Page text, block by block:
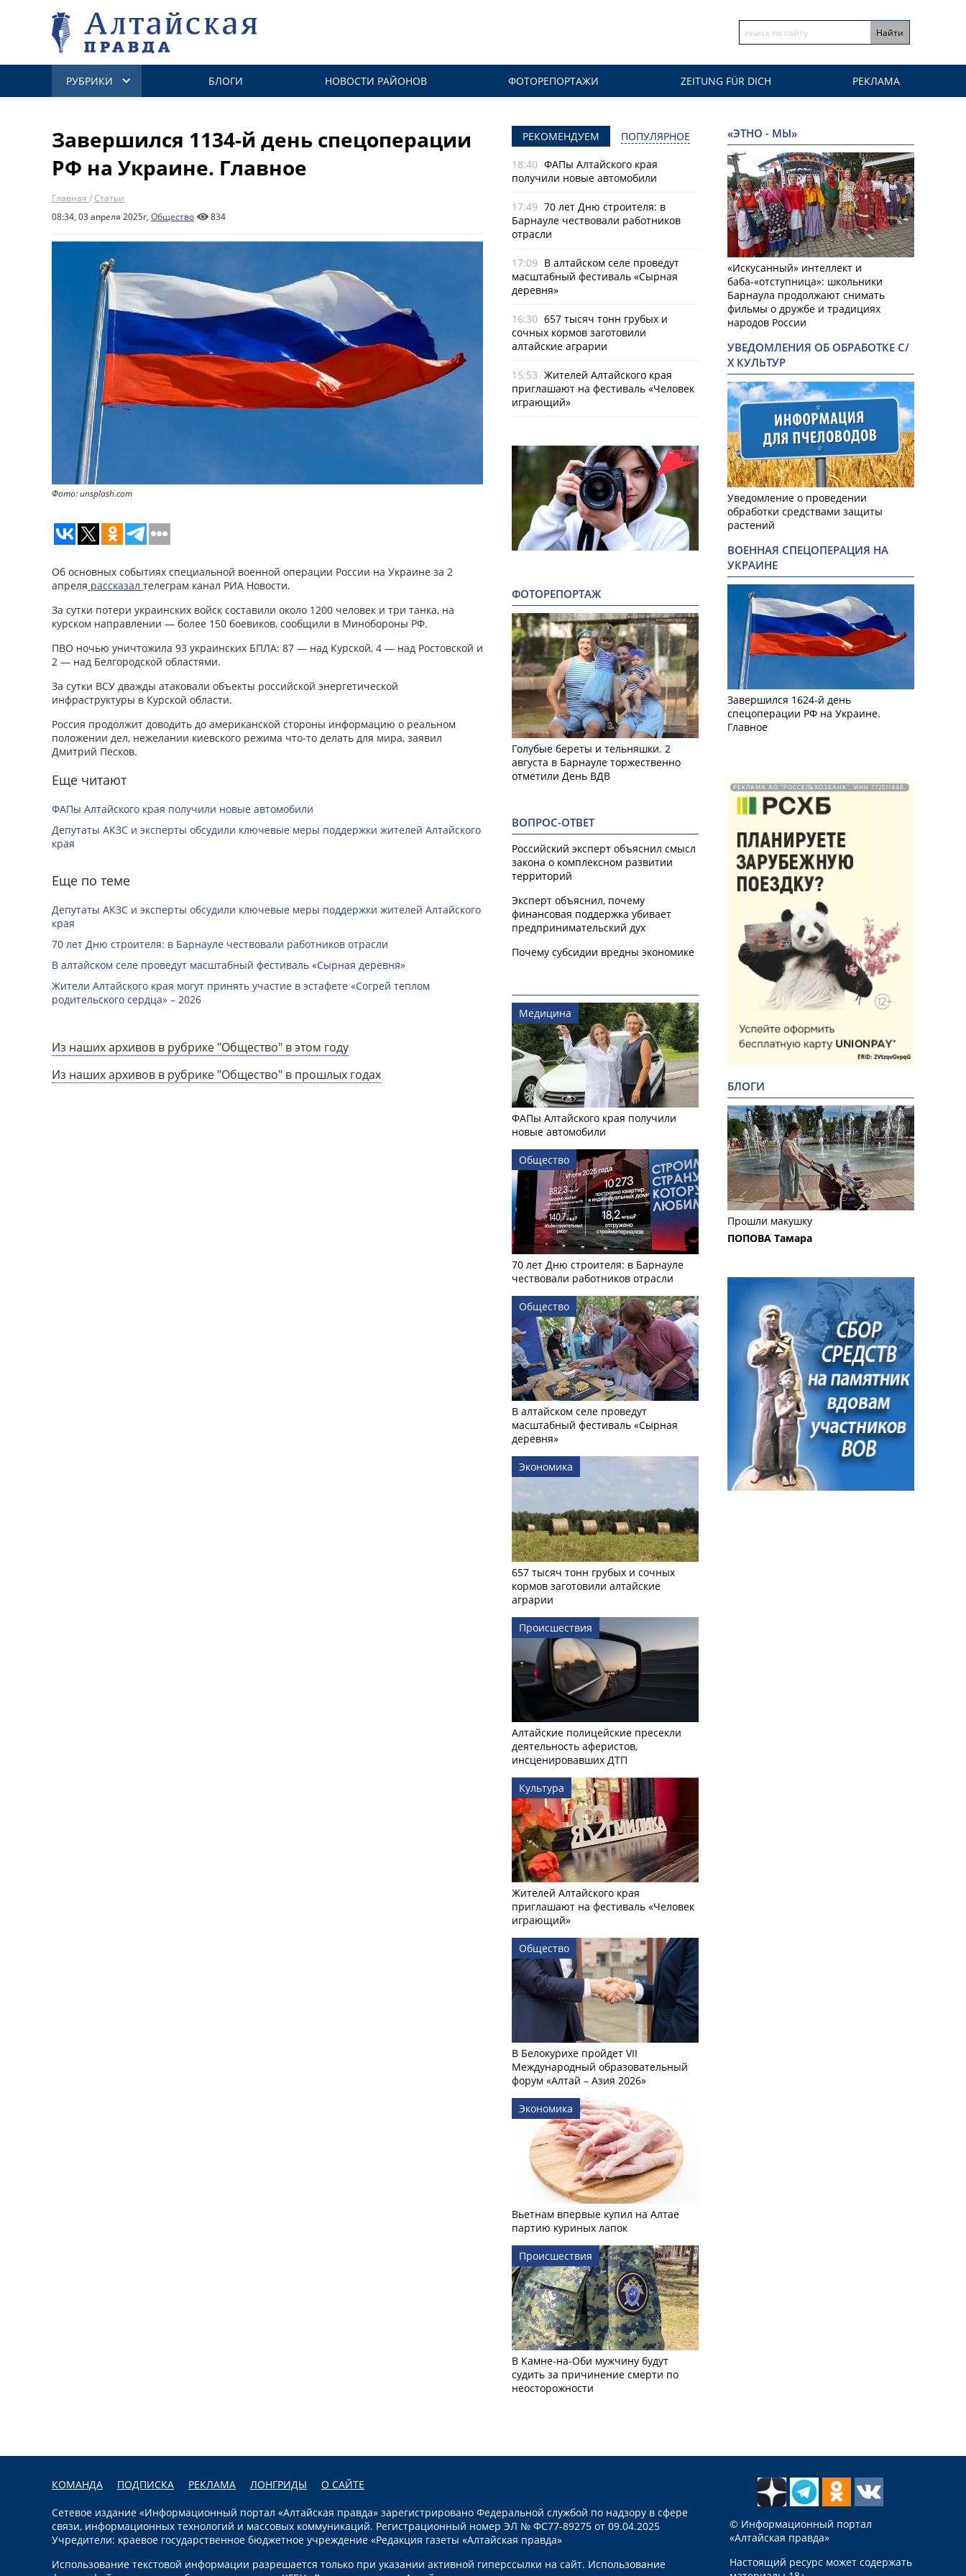
РУБРИКИ БЛОГИ НОВОСТИ РАЙОНОВ ФОТОРЕПОРТАЖИ ZEITUNG FÜR DICH РЕКЛАМА
Завершился 1134-й день спецоперации
РФ на Украине. Главное
Главная /Статьи
08:34, 03 апреля 2025г, Общество 834
Фото: unsplash.com
Об основных событиях специальной военной операции России на Украине за 2
апреля рассказал телеграм канал РИА Новости.
За сутки потери украинских войск составили около 1200 человек и три танка, на
курском направлении — более 150 боевиков, сообщили в Минобороны РФ.
ПВО ночью уничтожила 93 украинских БПЛА: 87 — над Курской, 4 — над Ростовской и
2 — над Белгородской областями.
За сутки ВСУ дважды атаковали объекты российской энергетической
инфраструктуры в Курской области.
Россия продолжит доводить до американской стороны информацию о реальном
положении дел, нежелании киевского режима что-то делать для мира, заявил
Дмитрий Песков.
Еще читают
ФАПы Алтайского края получили новые автомобили
Депутаты АКЗС и эксперты обсудили ключевые меры поддержки жителей Алтайского
края
Еще по теме
Депутаты АКЗС и эксперты обсудили ключевые меры поддержки жителей Алтайского
края
70 лет Дню строителя: в Барнауле чествовали работников отрасли
В алтайском селе проведут масштабный фестиваль «Сырная деревня»
Жители Алтайского края могут принять участие в эстафете «Согрей теплом
родительского сердца» – 2026
Из наших архивов в рубрике "Общество" в этом году
Из наших архивов в рубрике "Общество" в прошлых годах
РЕКОМЕНДУЕМ ПОПУЛЯРНОЕ
18:40 ФАПы Алтайского края
получили новые автомобили
17:49 70 лет Дню строителя: в
Барнауле чествовали работников
отрасли
17:09 В алтайском селе проведут
масштабный фестиваль «Сырная
деревня»
16:30 657 тысяч тонн грубых и
сочных кормов заготовили
алтайские аграрии
15:53 Жителей Алтайского края
приглашают на фестиваль «Человек
играющий»
ФОТОРЕПОРТАЖ
Голубые береты и тельняшки. 2
августа в Барнауле торжественно
отметили День ВДВ
ВОПРОС-ОТВЕТ
Российский эксперт объяснил смысл
закона о комплексном развитии
территорий
Эксперт объяснил, почему
финансовая поддержка убивает
предпринимательский дух
Почему субсидии вредны экономике
Медицина
ФАПы Алтайского края получили
новые автомобили
Общество
70 лет Дню строителя: в Барнауле
чествовали работников отрасли
Общество
В алтайском селе проведут
масштабный фестиваль «Сырная
деревня»
Экономика
657 тысяч тонн грубых и сочных
кормов заготовили алтайские
аграрии
Происшествия
Алтайские полицейские пресекли
деятельность аферистов,
инсценировавших ДТП
Культура
Жителей Алтайского края
приглашают на фестиваль «Человек
играющий»
Общество
В Белокурихе пройдет VII
Международный образовательный
форум «Алтай – Азия 2026»
Экономика
Вьетнам впервые купил на Алтае
партию куриных лапок
Происшествия
В Камне-на-Оби мужчину будут
судить за причинение смерти по
неосторожности
«ЭТНО - МЫ»
«Искусанный» интеллект и
баба-«отступница»: школьники
Барнаула продолжают снимать
фильмы о дружбе и традициях
народов России
УВЕДОМЛЕНИЯ ОБ ОБРАБОТКЕ С/
Х КУЛЬТУР
Уведомление о проведении
обработки средствами защиты
растений
ВОЕННАЯ СПЕЦОПЕРАЦИЯ НА
УКРАИНЕ
Завершился 1624-й день
спецоперации РФ на Украине.
Главное
РЕКЛАМА АО "РОССЕЛЬХОЗБАНК". ИНН 772511448.
БЛОГИ
Прошли макушку
ПОПОВА Тамара
КОМАНДА ПОДПИСКА РЕКЛАМА ЛОНГРИДЫ О САЙТЕ
Сетевое издание «Информационный портал «Алтайская правда» зарегистрировано Федеральной службой по надзору в сфере
связи, информационных технологий и массовых коммуникаций. Регистрационный номер ЭЛ № ФС77-89275 от 09.04.2025
Учредители: краевое государственное бюджетное учреждение «Редакция газеты «Алтайская правда»
Использование текстовой информации разрешается только при указании активной гиперссылки на сайт. Использование
© Информационный портал
«Алтайская правда»
Настоящий ресурс может содержать